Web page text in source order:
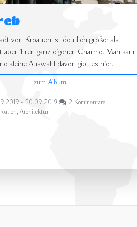
von Kroatien ist deutlich größer als
aber ihren ganz eigenen Charme. Man kann
kleine Auswahl davon gibt es hier.
zum Album
- 20.09.2019
2 Kommentare
, Architektur